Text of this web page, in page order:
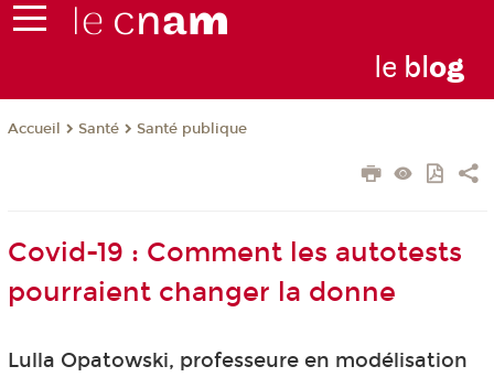
le blog
Accueil Santé Santé publique
Covid-19 : Comment les autotests
pourraient changer la donne
Lulla Opatowski, professeure en modélisation